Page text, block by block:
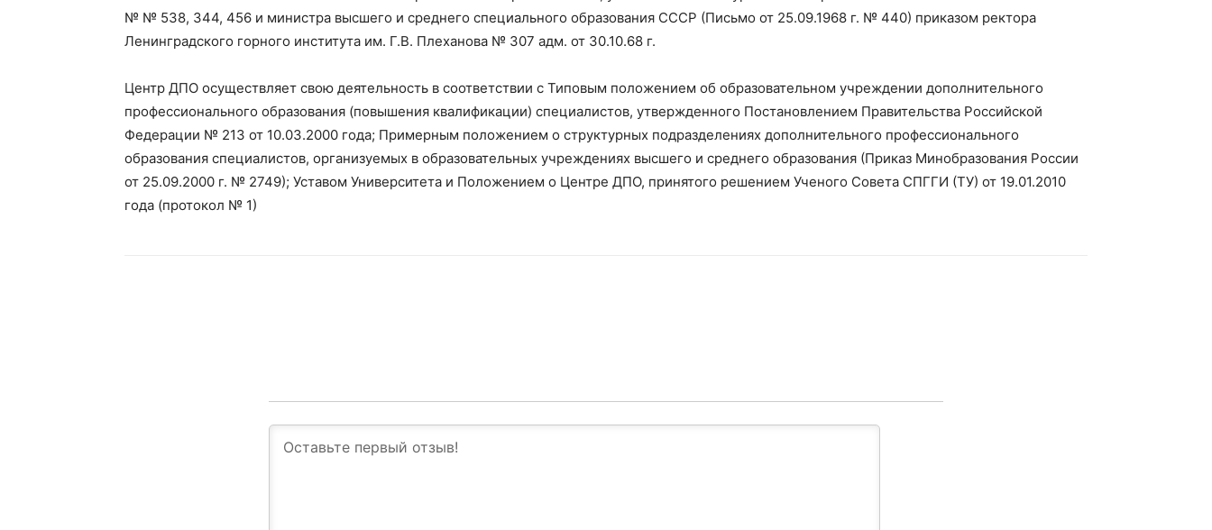
№ № 538, 344, 456 и министра высшего и среднего специального образования СССР (Письмо от 25.09.1968 г. № 440) приказом ректора
Ленинградского горного института им. Г.В. Плеханова № 307 адм. от 30.10.68 г.
Центр ДПО осуществляет свою деятельность в соответствии с Типовым положением об образовательном учреждении дополнительного
профессионального образования (повышения квалификации) специалистов, утвержденного Постановлением Правительства Российской
Федерации № 213 от 10.03.2000 года; Примерным положением о структурных подразделениях дополнительного профессионального
образования специалистов, организуемых в образовательных учреждениях высшего и среднего образования (Приказ Минобразования России
от 25.09.2000 г. № 2749); Уставом Университета и Положением о Центре ДПО, принятого решением Ученого Совета СПГГИ (ТУ) от 19.01.2010
года (протокол № 1)